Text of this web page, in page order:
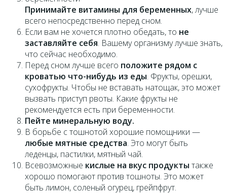
Принимайте витамины для беременных, лучше
всего непосредственно перед сном.
Если вам не хочется плотно обедать, то не
заставляйте себя. Вашему организму лучше знать,
что сейчас необходимо.
Перед сном лучше всего положите рядом с
кроватью что-нибудь из еды. Фрукты, орешки,
сухофрукты. Чтобы не вставать натощак, это может
вызвать приступ рвоты. Какие фрукты не
рекомендуется есть при беременности.
Пейте минеральную воду.
В борьбе с тошнотой хорошие помощники —
любые мятные средства. Это могут быть
леденцы, пастилки, мятный чай.
Всевозможные кислые на вкус продукты также
хорошо помогают против тошноты. Это может
быть лимон, соленый огурец, грейпфрут.